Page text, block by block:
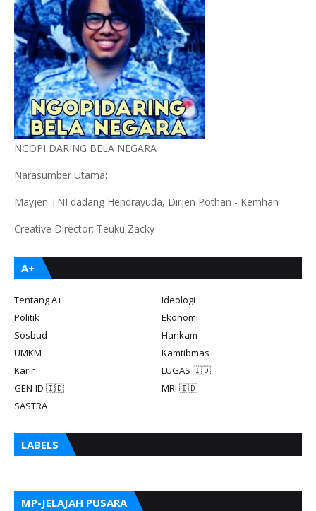
NGOPI DARING BELA NEGARA
Narasumber Utama:
Mayjen TNI dadang Hendrayuda, Dirjen Pothan - Kemhan
Creative Director: Teuku Zacky
A+
Tentang A+
Ideologi
Politik
Ekonomi
Sosbud
Hankam
UMKM
Kamtibmas
Karir
LUGAS 🇮🇩
GEN-ID 🇮🇩
MRI 🇮🇩
SASTRA
LABELS
MP-JELAJAH PUSARA